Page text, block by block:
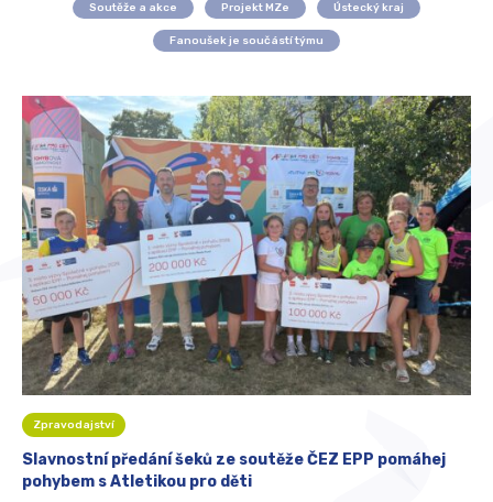
Soutěže a akce Projekt MZe Ústecký kraj
Fanoušek je součástí týmu
Zpravodajství
Slavnostní předání šeků ze soutěže ČEZ EPP pomáhej
pohybem s Atletikou pro děti